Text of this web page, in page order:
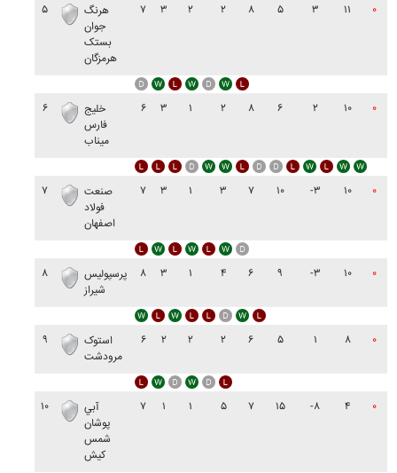
۵
هرنگ
جوان
بستک
هرمزگان
۷ ۳ ۲ ۲ ۸ ۵ ۳ ۱۱ ۰
۶
خليج
فارس
ميناب
۶ ۳ ۱ ۲ ۸ ۶ ۲ ۱۰ ۰
۷
صنعت
فولاد
اصفهان
۷ ۳ ۱ ۳ ۷ ۱۰ -۳ ۱۰ ۰
۸
پرسپوليس
شيراز
۸ ۳ ۱ ۴ ۶ ۹ -۳ ۱۰ ۰
۹
استوک
مرودشت
۶ ۲ ۲ ۲ ۶ ۵ ۱ ۸ ۰
۱۰
آبي
پوشان
شمس
کيش
۷ ۱ ۱ ۵ ۷ ۱۵ -۸ ۴ ۰